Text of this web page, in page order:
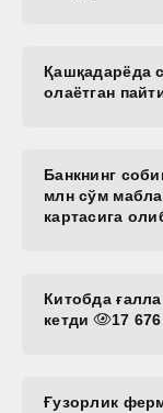
Қашқадарёда
олаётган
Банкнинг
млн сўм
картасига
Китобда
кетди
17 676
Ғузорлик